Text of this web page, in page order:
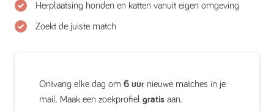
Herplaatsing honden en katten vanuit eigen omgeving
Zoekt de juiste match
Ontvang elke dag om 6 uur nieuwe matches in je
mail. Maak een zoekprofiel gratis aan.